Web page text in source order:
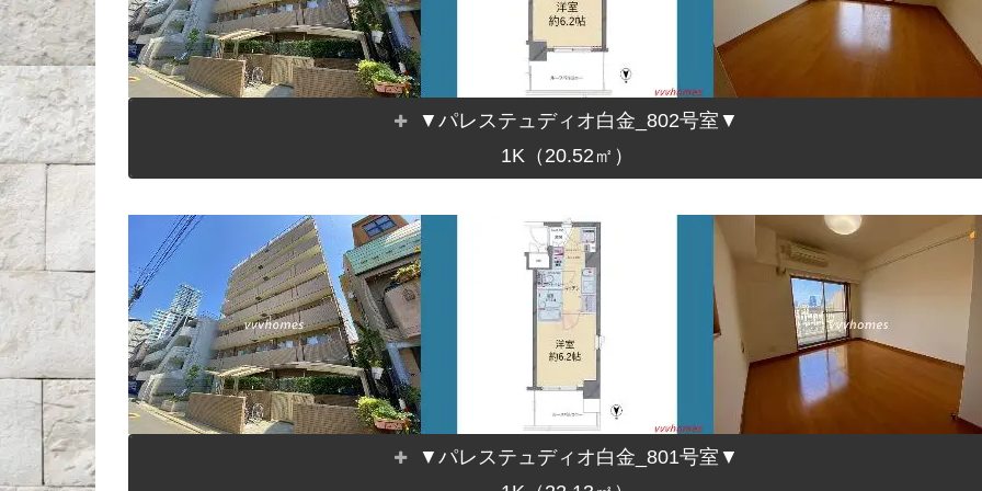
▼パレステュディオ白金_802号室▼
1K（20.52㎡）
▼パレステュディオ白金_801号室▼